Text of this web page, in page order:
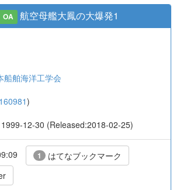
OA 航空母艦大鳳の大爆発1
船舶海洋工学会
)
12-30 (Released:2018-02-25)
1 はてなブックマーク